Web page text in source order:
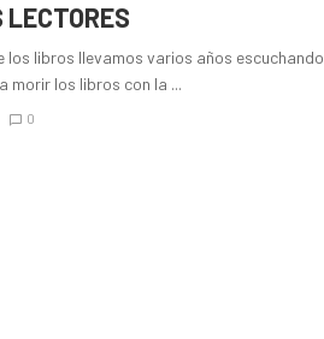
LECTORES
los libros llevamos varios años escuchando
morir los libros con la ...
0